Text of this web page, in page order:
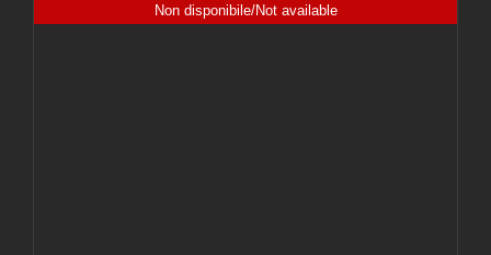
Non disponibile/Not available